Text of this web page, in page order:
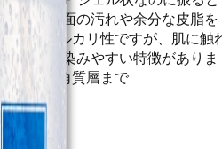
。 肌表面の汚れや余分な皮脂を
のアルカリ性ですが、肌に触
肌に馴染みやすい特徴がありま
ー。 *角質層まで